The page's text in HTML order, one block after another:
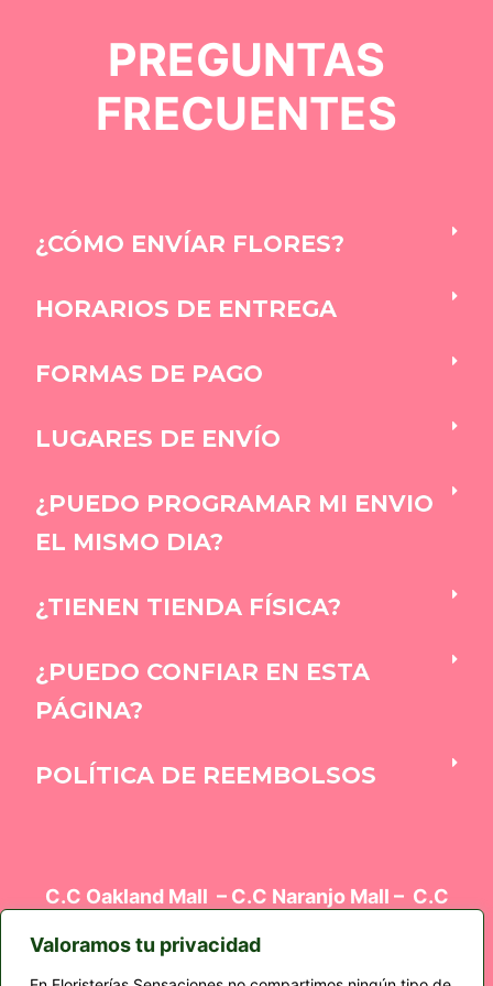
Valoramos tu privacidad
PREGUNTAS
FRECUENTES
¿CÓMO ENVÍAR FLORES?
HORARIOS DE ENTREGA
FORMAS DE PAGO
LUGARES DE ENVÍO
¿PUEDO PROGRAMAR MI ENVIO
EL MISMO DIA?
¿TIENEN TIENDA FÍSICA?
¿PUEDO CONFIAR EN ESTA
PÁGINA?
POLÍTICA DE REEMBOLSOS
C.C Oakland Mall – C.C Naranjo Mall – C.C
Kalú